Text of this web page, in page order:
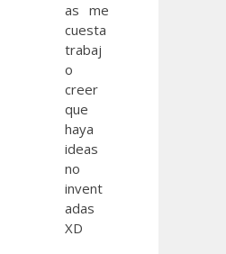
as me
cuesta
trabaj
o
creer
que
haya
ideas
no
invent
adas
XD